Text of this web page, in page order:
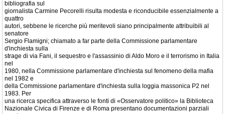
bibliografia sul
giornalista Carmine Pecorelli risulta modesta e riconducibile essenzialmente a
quattro
autori, sebbene le ricerche più meritevoli siano principalmente attribuibili al
senatore
Sergio Flamigni; chiamato a far parte della Commissione parlamentare
d'inchiesta sulla
strage di via Fani, il sequestro e l'assassinio di Aldo Moro e il terrorismo in Italia
nel
1980, nella Commissione parlamentare d'inchiesta sul fenomeno della mafia
nel 1982 e
della Commissione parlamentare d'inchiesta sulla loggia massonica P2 nel
1983. Per
una ricerca specifica attraverso le fonti di «Osservatore politico» la Biblioteca
Nazionale Civica di Firenze e di Roma presentano documentazioni parziali